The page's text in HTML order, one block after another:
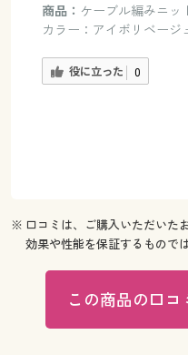
商品： ケーブル編みニ
カラー：アイボリベージ
役に立った 0
※ 口コミは、ご購入いただいた
効果や性能を保証するもので
この商品の口コ